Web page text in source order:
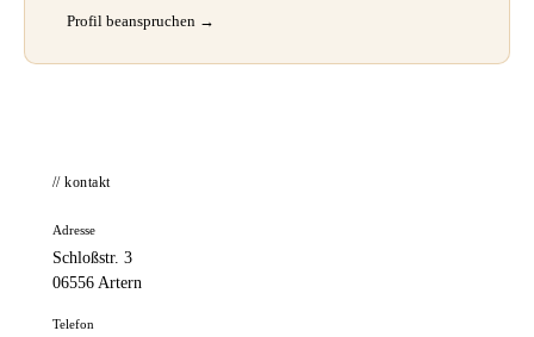
Profil beanspruchen →
// kontakt
Adresse
Schloßstr. 3
06556 Artern
Telefon